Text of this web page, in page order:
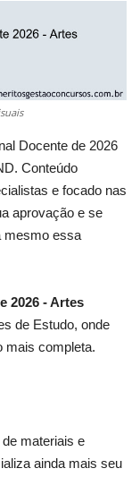
Docente de 2026
Conteúdo
e focado nas
aprovação e se
mesmo essa
2026 - Artes
de Estudo, onde
mais completa.
materiais e
ainda mais seu